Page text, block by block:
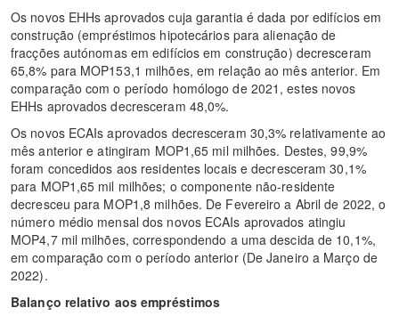
Os novos EHHs aprovados cuja garantia é dada por edifícios em
construção (empréstimos hipotecários para alienação de
fracções autónomas em edifícios em construção) decresceram
65,8% para MOP153,1 milhões, em relação ao mês anterior. Em
comparação com o período homólogo de 2021, estes novos
EHHs aprovados decresceram 48,0%.
Os novos ECAIs aprovados decresceram 30,3% relativamente ao
mês anterior e atingiram MOP1,65 mil milhões. Destes, 99,9%
foram concedidos aos residentes locais e decresceram 30,1%
para MOP1,65 mil milhões; o componente não-residente
decresceu para MOP1,8 milhões. De Fevereiro a Abril de 2022, o
número médio mensal dos novos ECAIs aprovados atingiu
MOP4,7 mil milhões, correspondendo a uma descida de 10,1%,
em comparação com o período anterior (De Janeiro a Março de
2022).
Balanço relativo aos empréstimos